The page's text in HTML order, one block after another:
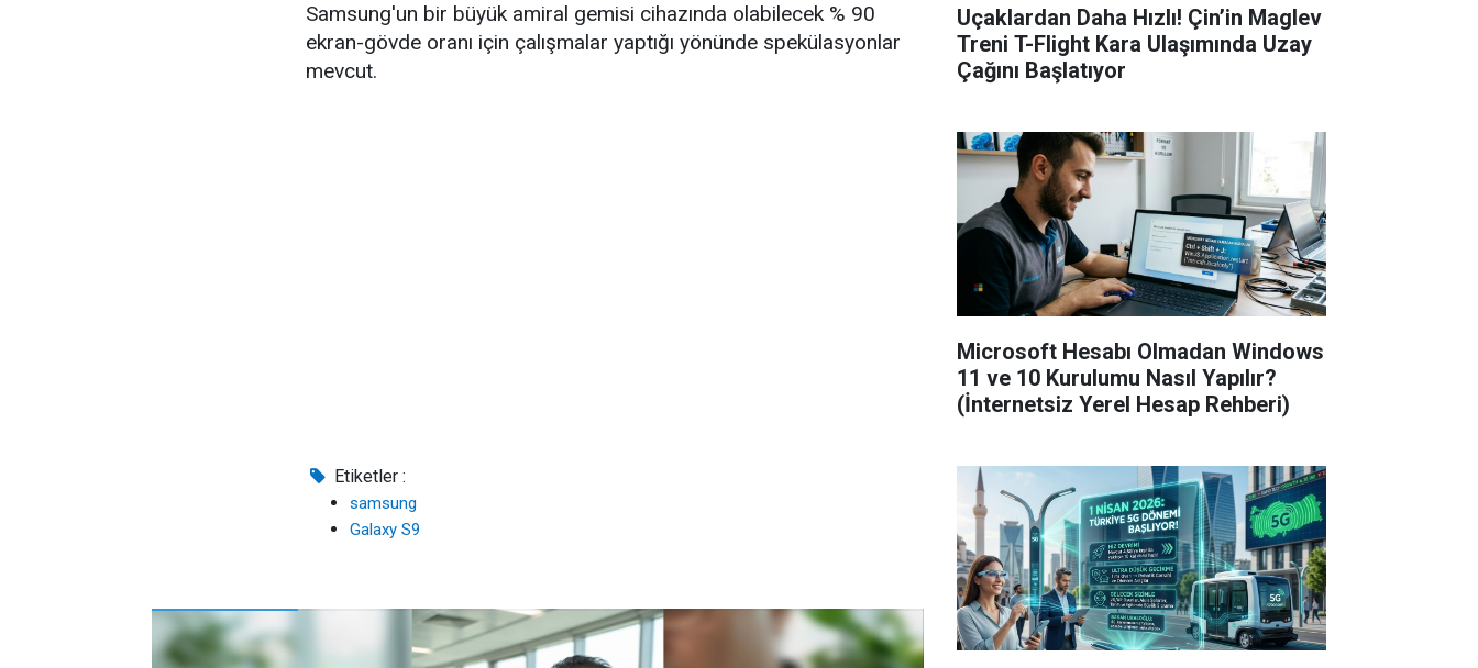
Samsung'un bir büyük amiral gemisi cihazında olabilecek % 90
ekran-gövde oranı için çalışmalar yaptığı yönünde spekülasyonlar
mevcut.
Etiketler :
samsung
Galaxy S9
Uçaklardan Daha Hızlı! Çin’in Maglev
Treni T-Flight Kara Ulaşımında Uzay
Çağını Başlatıyor
Microsoft Hesabı Olmadan Windows
11 ve 10 Kurulumu Nasıl Yapılır?
(İnternetsiz Yerel Hesap Rehberi)